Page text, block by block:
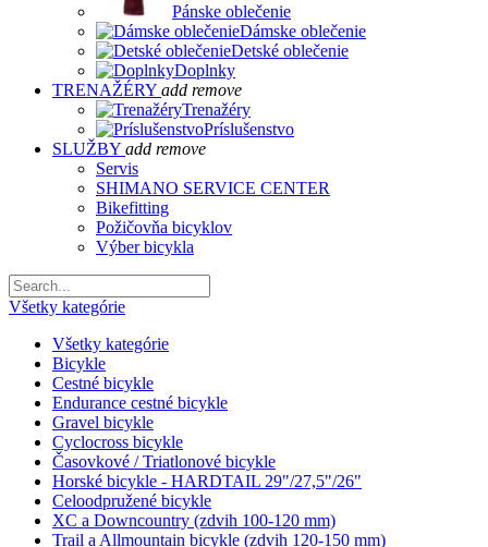
Pánske oblečenie
Dámske oblečenie
Detské oblečenie
Doplnky
TRENAŽÉRY add remove
Trenažéry
Príslušenstvo
SLUŽBY add remove
Servis
SHIMANO SERVICE CENTER
Bikefitting
Požičovňa bicyklov
Výber bicykla
Všetky kategórie
Všetky kategórie
Bicykle
Cestné bicykle
Endurance cestné bicykle
Gravel bicykle
Cyclocross bicykle
Časovkové / Triatlonové bicykle
Horské bicykle - HARDTAIL 29"/27,5"/26"
Celoodpružené bicykle
XC a Downcountry (zdvih 100-120 mm)
Trail a Allmountain bicykle (zdvih 120-150 mm)